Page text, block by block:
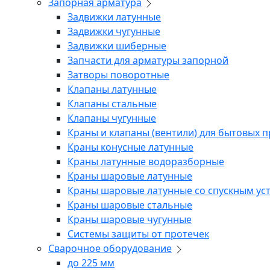
Запорная арматура
Задвижки латунные
Задвижки чугунные
Задвижки шиберные
Запчасти для арматуры запорной
Затворы поворотные
Клапаны латунные
Клапаны стальные
Клапаны чугунные
Краны и клапаны (вентили) для бытовых
Краны конусные латунные
Краны латунные водоразборные
Краны шаровые латунные
Краны шаровые латунные со спускным
Краны шаровые стальные
Краны шаровые чугунные
Системы защиты от протечек
Сварочное оборудование
до 225 мм